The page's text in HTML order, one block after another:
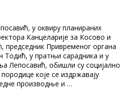
у оквиру планираних
Канцеларије за Косово и
председник Привременог органа
Тодић, у пратњи сарадника и у
Лепосавић, обишли су социјално
које се издржавају
производње и …